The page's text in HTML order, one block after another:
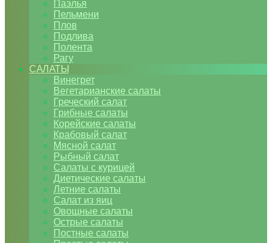
Паэлья
Пельмени
Плов
Подлива
Полента
Рагу
САЛАТЫ
Винегрет
Вегетарианские салаты
Греческий салат
Грибные салаты
Корейские салаты
Крабовый салат
Мясной салат
Рыбный салат
Салаты с курицей
Диетические салаты
Летние салаты
Салат из яиц
Овощные салаты
Острые салаты
Постные салаты